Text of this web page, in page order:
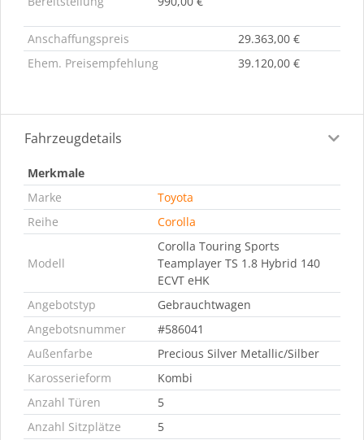
Anschaffungspreis
29.363,00 €
Ehem. Preisempfehlung
39.120,00 €
Fahrzeugdetails
Merkmale
Marke
Toyota
Reihe
Corolla
Modell
Corolla Touring Sports
Teamplayer TS 1.8 Hybrid 140
ECVT eHK
Angebotstyp
Gebrauchtwagen
Angebotsnummer
#586041
Außenfarbe
Precious Silver Metallic/Silber
Karosserieform
Kombi
Anzahl Türen
5
Anzahl Sitzplätze
5